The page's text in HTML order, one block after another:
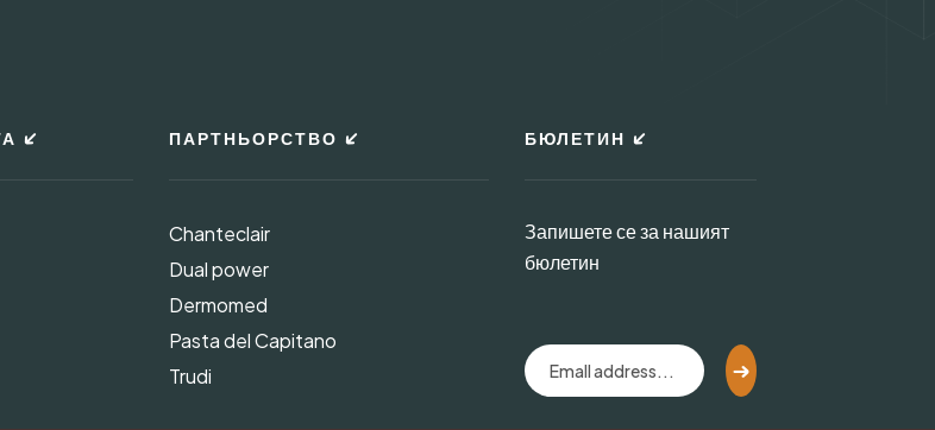
ПАРТНЬОРСТВО
Chanteclair
Dual power
Dermomed
Pasta del Capitano
Trudi
БЮЛЕТИН
Запишете се за нашият
бюлетин